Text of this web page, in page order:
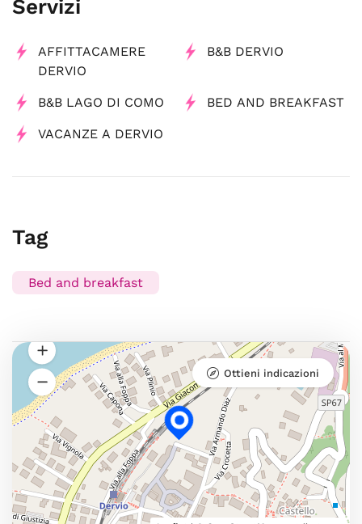
Servizi
AFFITTACAMERE
DERVIO
B&B DERVIO
B&B LAGO DI COMO BED AND BREAKFAST
VACANZE A DERVIO
Tag
Bed and breakfast
Ottieni indicazioni